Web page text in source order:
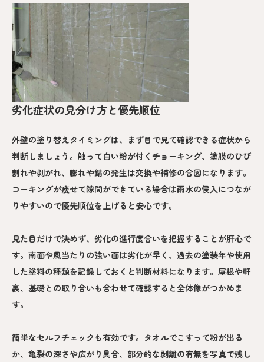
劣化症状の見分け方と優先順位
外壁の塗り替えタイミングは、まず目で見て確認できる症状から
判断しましょう。触って白い粉が付くチョーキング、塗膜のひび
割れや剥がれ、膨れや錆の発生は交換や補修の合図になります。
コーキングが痩せて隙間ができている場合は雨水の侵入につなが
りやすいので優先順位を上げると安心です。
見た目だけで決めず、劣化の進行度合いを把握することが肝心で
す。南面や風当たりの強い面は劣化が早く、過去の塗装年や使用
した塗料の種類を記録しておくと判断材料になります。屋根や軒
裏、基礎との取り合いも合わせて確認すると全体像がつかめま
す。
簡単なセルフチェックも有効です。タオルでこすって粉が出る
か、亀裂の深さや広がり具合、部分的な剥離の有無を写真で残し